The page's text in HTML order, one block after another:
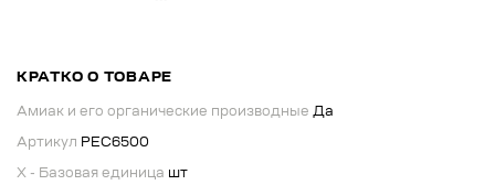
КРАТКО О ТОВАРЕ
Амиак и его органические производные Да
Артикул РЕС6500
X - Базовая единица шт